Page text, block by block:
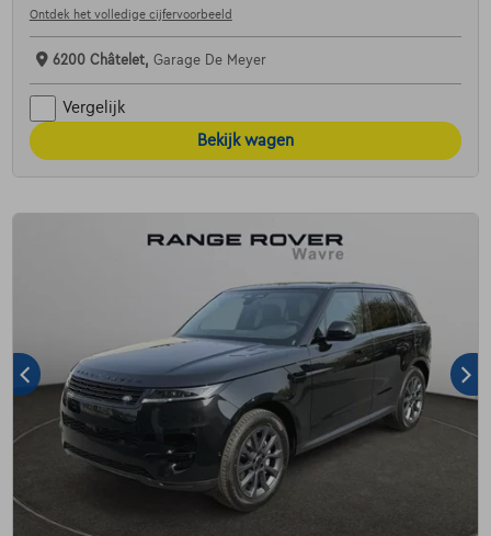
Ontdek het volledige cijfervoorbeeld
6200 Châtelet, Garage De Meyer
Vergelijk
Bekijk wagen